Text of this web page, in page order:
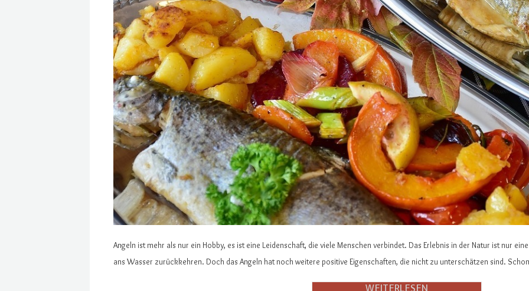
Angeln ist mehr als nur ein Hobby, es ist eine Leidenschaft, die viele Menschen verbindet. Das Erlebnis in der Natur ist nur
ans Wasser zurückkehren. Doch das Angeln hat noch weitere positive Eigenschaften, die nicht zu unterschätzen sind.